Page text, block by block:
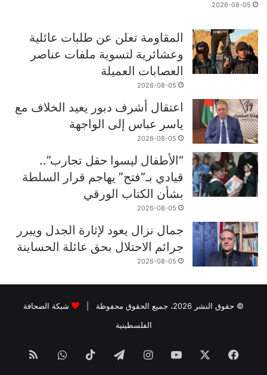
2026-08-05
المقاومة تعلن عن طلبات عائلية
وعشائرية لتسوية ملفات عناصر
العصابات العميلة
2026-08-05
اعتقال أشرف دبور يعيد الخلاف مع
ياسر عباس إلى الواجهة
2026-08-05
“الأطفال ليسوا حقل تجارب”..
قيادي بـ”فتح” يهاجم قرار السلطة
بشأن الكتاب الورقي
2026-08-05
جمال نزال يعود لإثارة الجدل ويبرر
جرائم الاحتلال بحق عائلة الحساينة
2026-08-05
© حقوق النشر 2026، جميع الحقوق محفوظة |
شبكة الصحافة
الفلسطينية
فيسبوك ‫YouTubeانستقرامتيلقرام ‫TikTokواتسابملخص